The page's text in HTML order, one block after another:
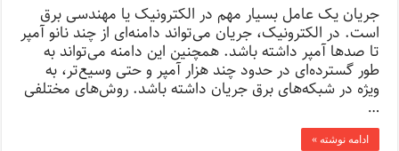
جریان یک عامل بسیار مهم در الکترونیک یا مهندسی برق
است. در الکترونیک، جریان می‌تواند دامنه‌ای از چند نانو آمپر
تا صدها آمپر داشته باشد. همچنین این دامنه می‌تواند به
طور گسترده‌ای در حدود چند هزار آمپر و حتی وسیع‌تر، به
ویژه در شبكه‌های برق جریان داشته باشد. روش‌های مختلفی
…
ادامه نوشته »